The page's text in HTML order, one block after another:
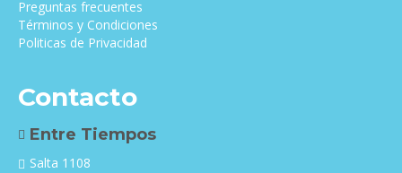
Preguntas frecuentes
Términos y Condiciones
Politicas de Privacidad
Contacto
Entre Tiempos
Salta 1108